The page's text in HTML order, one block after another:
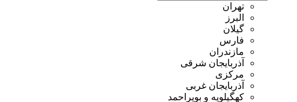
تهران
البرز
گیلان
فارس
مازندران
آذربایجان شرقی
مرکزی
آذربایجان غربی
کهگیلویه و بویراحمد